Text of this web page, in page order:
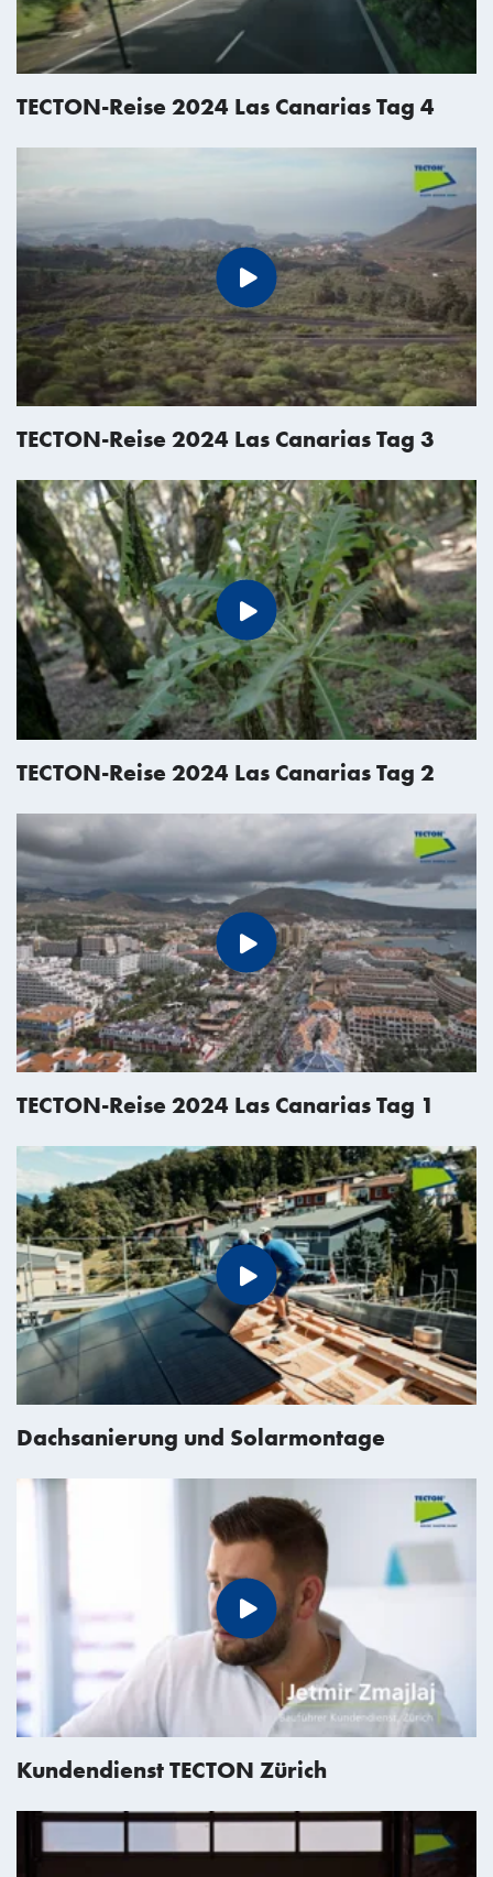
TECTON-Reise 2024 Las Canarias Tag 4
TECTON-Reise 2024 Las Canarias Tag 3
TECTON-Reise 2024 Las Canarias Tag 2
TECTON-Reise 2024 Las Canarias Tag 1
Dachsanierung und Solarmontage
Kundendienst TECTON Zürich